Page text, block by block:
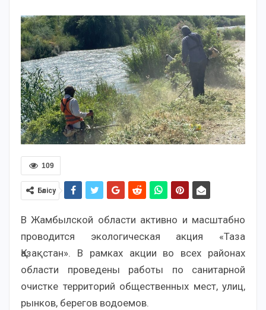
109
Бөлісу
В Жамбылской области активно и масштабно
проводится экологическая акция «Таза
Қазақстан». В рамках акции во всех районах
области проведены работы по санитарной
очистке территорий общественных мест, улиц,
рынков, берегов водоемов.